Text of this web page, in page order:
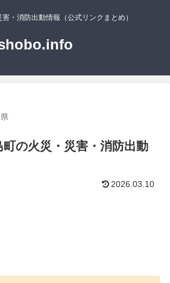
・消防出動情報（公式リンクまとめ）
町の火災・災害・消防出動
2026.03.10